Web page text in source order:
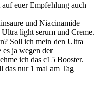
euer Empfehlung auch
und Niacinamide
light serum und Creme.
Soll ich mein den Ultra
es ja wegen der
ich das c15 Booster.
das nur 1 mal am Tag